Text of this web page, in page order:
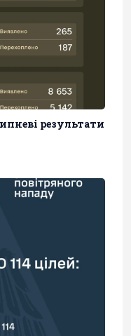
результати